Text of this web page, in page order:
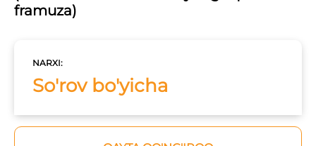
framuza)
NARXI:
So'rov bo'yicha